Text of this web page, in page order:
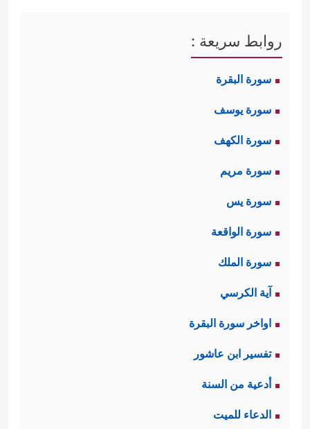
روابط سريعة :
سورة البقرة
سورة يوسف
سورة الكهف
سورة مريم
سورة يس
سورة الواقعة
سورة الملك
آية الكرسي
اواخر سورة البقرة
تفسير ابن عاشور
أدعية من السنة
الدعاء للميت